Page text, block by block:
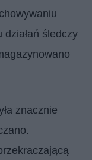
śledczy
znacznie